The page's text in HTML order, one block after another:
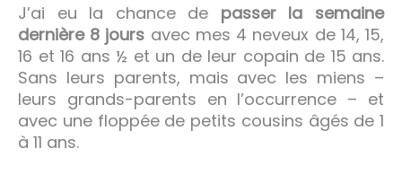
J’ai eu la chance de passer la semaine
dernière 8 jours avec mes 4 neveux de 14, 15,
16 et 16 ans ½ et un de leur copain de 15 ans.
Sans leurs parents, mais avec les miens –
leurs grands-parents en l’occurrence – et
avec une floppée de petits cousins âgés de 1
à 11 ans.